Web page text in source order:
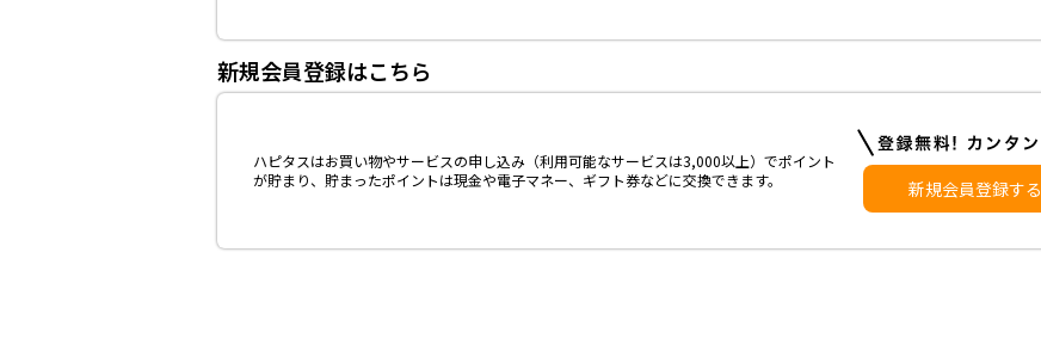
新規会員登録はこちら
ハピタスはお買い物やサービスの申し込み（利用可能なサービスは3,000以上）でポイント
が貯まり、貯まったポイントは現金や電子マネー、ギフト券などに交換できます。
新規会員登録する